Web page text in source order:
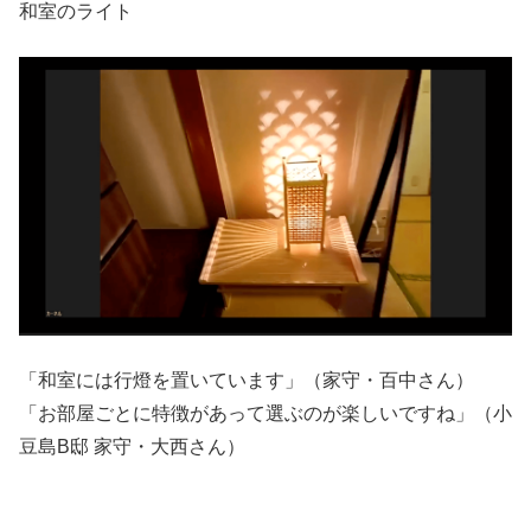
和室のライト
「和室には行燈を置いています」（家守・百中さん）
「お部屋ごとに特徴があって選ぶのが楽しいですね」（小
豆島B邸 家守・大西さん）